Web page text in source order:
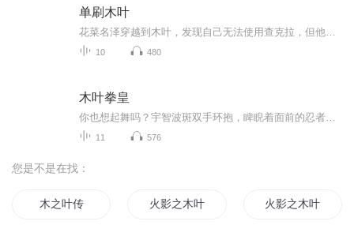
单刷木叶
10 480
木叶拳皇
11 576
您是不是在找：
木之叶传 火影之木叶风 火影之木叶代影